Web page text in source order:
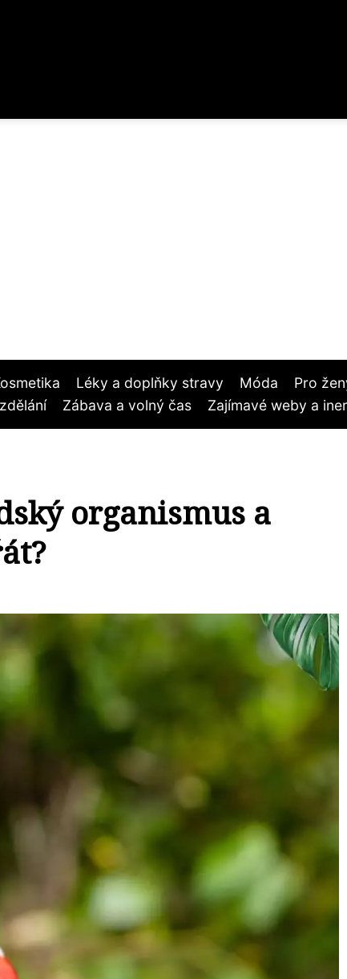
Léky a doplňky stravy Móda Pro
Zábava a volný čas Zajímavé weby a
organismus a